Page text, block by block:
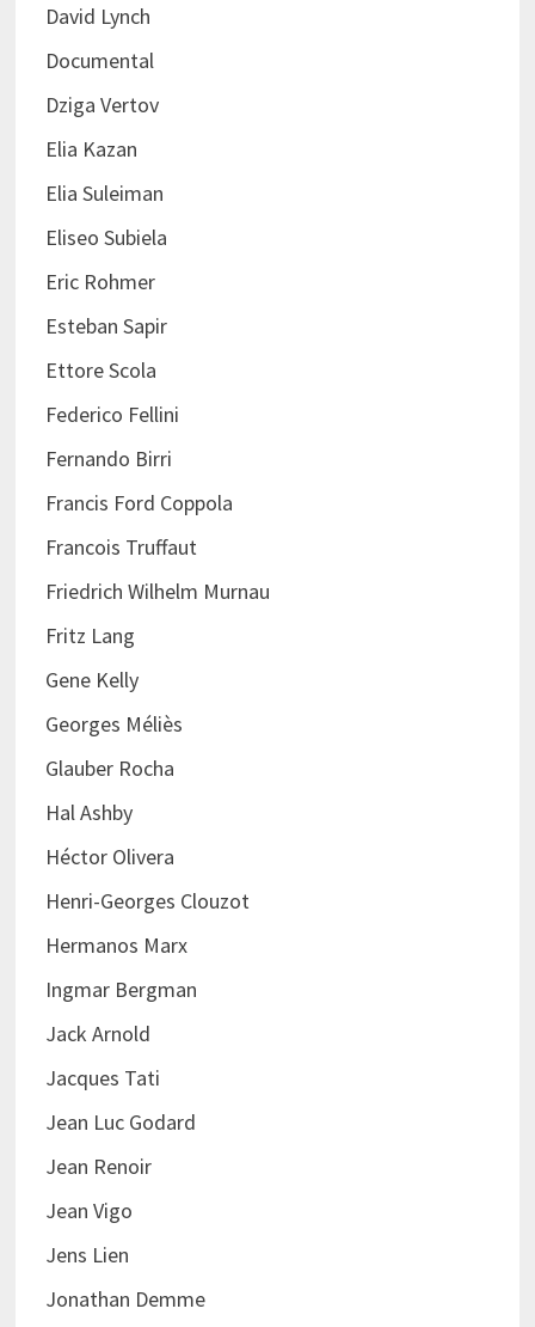
David Lynch
Documental
Dziga Vertov
Elia Kazan
Elia Suleiman
Eliseo Subiela
Eric Rohmer
Esteban Sapir
Ettore Scola
Federico Fellini
Fernando Birri
Francis Ford Coppola
Francois Truffaut
Friedrich Wilhelm Murnau
Fritz Lang
Gene Kelly
Georges Méliès
Glauber Rocha
Hal Ashby
Héctor Olivera
Henri-Georges Clouzot
Hermanos Marx
Ingmar Bergman
Jack Arnold
Jacques Tati
Jean Luc Godard
Jean Renoir
Jean Vigo
Jens Lien
Jonathan Demme